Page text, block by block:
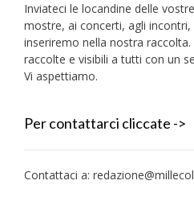
Inviateci le locandine delle
mostre, ai concerti, agli incontri,
inseriremo nella nostra
raccolte e visibili a tutti con un
Vi aspettiamo.
Per contattarci cliccate ->
Contattaci a: